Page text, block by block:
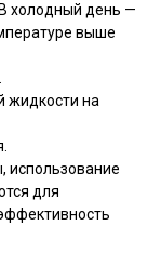
холодный день —
выше
жидкости на
использование
для